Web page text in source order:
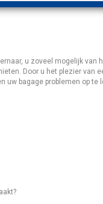
u zoveel mogelijk van
Door u het plezier van
uw bagage problemen op te